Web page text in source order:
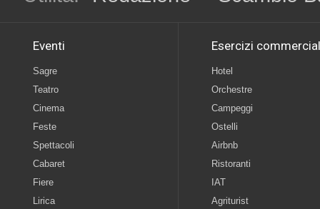
Eventi
Sagre
Teatro
Cinema
Feste
Spettacoli
Cabaret
Fiere
Lirica
Esercizi
Hotel
Orchestre
Campeggi
Ostelli
Airbnb
Ristoranti
IAT
Agriturist